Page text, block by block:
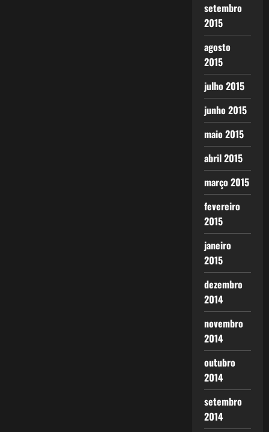
setembro
2015
agosto
2015
julho 2015
junho 2015
maio 2015
abril 2015
março 2015
fevereiro
2015
janeiro
2015
dezembro
2014
novembro
2014
outubro
2014
setembro
2014